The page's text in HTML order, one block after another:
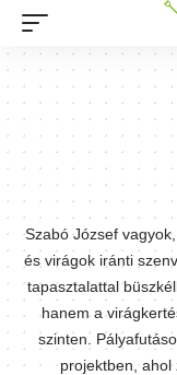
Szabó József
és virágok iránti
tapasztalattal
hanem a
szinten.
projektben, ahol